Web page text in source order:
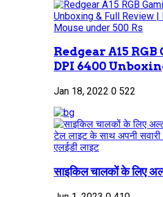
Redgear A15
DPI 6400
Jan 18, 2022 0 522
साइकिल चालकों के लिए